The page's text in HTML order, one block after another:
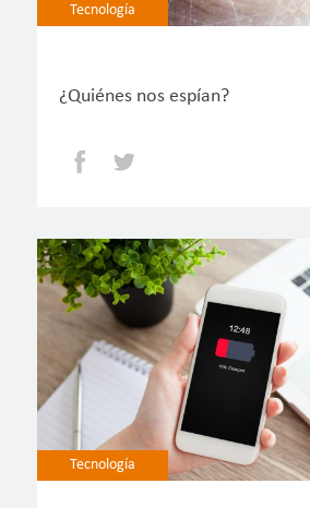
Tecnología
¿Quiénes nos espían?
Facebook
Tecnología